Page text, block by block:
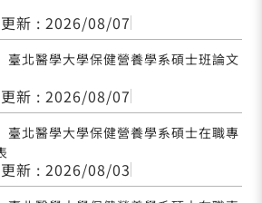
新 : 2026/08/07
臺北醫學大學保健營養學系碩士班論文
新 : 2026/08/07
臺北醫學大學保健營養學系碩士在職專
新 : 2026/08/03